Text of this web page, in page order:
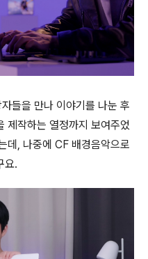
들을 만나 이야기를 나눈 후
제작하는 열정까지 보여주었
데, 나중에 CF 배경음악으로
요.